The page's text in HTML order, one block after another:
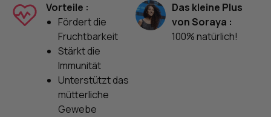
Vorteile :
Fördert die
Fruchtbarkeit
Stärkt die
Immunität
Unterstützt das
mütterliche
Gewebe
Das kleine Plus
von Soraya :
100% natürlich!